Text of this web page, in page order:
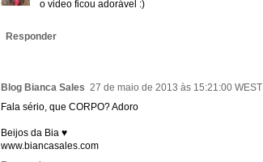
o video ficou adorável :)
Responder
Blog Bianca Sales 27 de maio de 2013 às 15:21:00 WEST
Fala sério, que CORPO? Adoro
Beijos da Bia ♥
www.biancasales.com